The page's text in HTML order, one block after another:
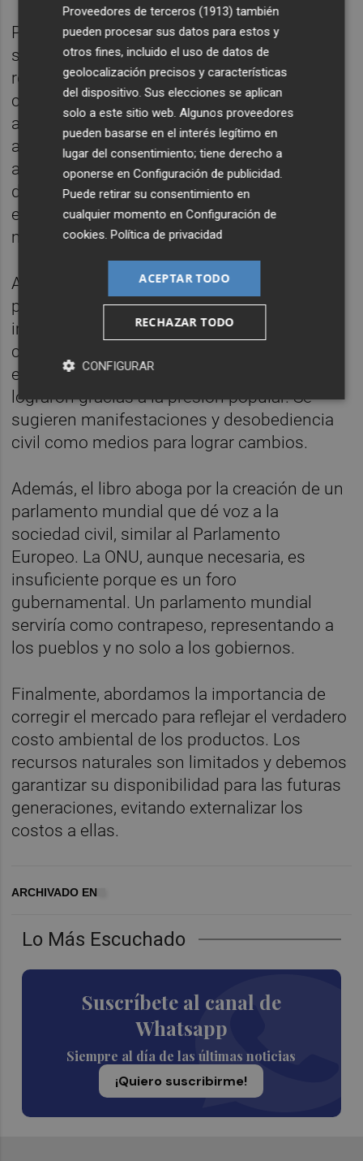
Lo Más Escuchado
Suscríbete al canal de
Whatsapp
Siempre al día de las últimas noticias
¡Quiero suscribirme!
Para cambiar el rumbo hacia la
sostenibilidad, Esquinas sugiere una
responsabilidad tanto individual como
colectiva. A nivel individual, se proponen
acciones como reducir el desperdicio de
alimentos y consumir productos locales y
agroecológicos. Se subraya la importancia
de transformar nuestro carro de la compra
en un carro de combate por un mundo
mejor.
A nivel colectivo, se destaca la necesidad de
presión social para que los políticos
implementen cambios necesarios. Grandes
cambios históricos, como la abolición de la
esclavitud y la independencia de India, se
lograron gracias a la presión popular. Se
sugieren manifestaciones y desobediencia
civil como medios para lograr cambios.
Además, el libro aboga por la creación de un
parlamento mundial que dé voz a la
sociedad civil, similar al Parlamento
Europeo. La ONU, aunque necesaria, es
insuficiente porque es un foro
gubernamental. Un parlamento mundial
serviría como contrapeso, representando a
los pueblos y no solo a los gobiernos.
Finalmente, abordamos la importancia de
corregir el mercado para reflejar el verdadero
costo ambiental de los productos. Los
recursos naturales son limitados y debemos
garantizar su disponibilidad para las futuras
generaciones, evitando externalizar los
costos a ellas.
ARCHIVADO EN
Proveedores de terceros (1913) también
pueden procesar sus datos para estos y
otros fines, incluido el uso de datos de
geolocalización precisos y características
del dispositivo. Sus elecciones se aplican
solo a este sitio web. Algunos proveedores
pueden basarse en el interés legítimo en
lugar del consentimiento; tiene derecho a
oponerse enConfiguración de publicidad.
Puede retirar su consentimiento en
cualquier momento enConfiguración de
cookies.Política de privacidad
ACEPTAR TODO
RECHAZAR TODO
CONFIGURAR